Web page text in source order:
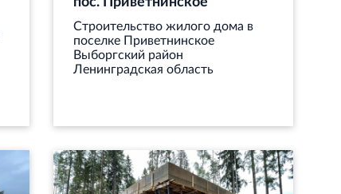
Строительство жилого дома в
поселке Приветнинское
Выборгский район
Ленинградская область